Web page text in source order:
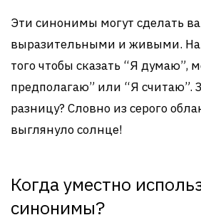
Эти синонимы могут сделать
выразительными и живыми.
того чтобы сказать “Я думаю”,
предполагаю” или “Я считаю”.
разницу? Словно из серого
выглянуло солнце!
Когда уместно
синонимы?